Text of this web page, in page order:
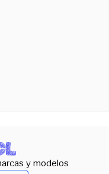
y modelos